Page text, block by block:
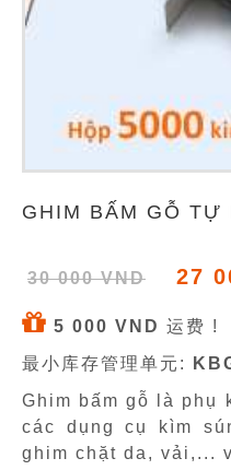
GHIM BẤM GỖ
30 000 VND 27
5 000 VND 运费 !
最小库存管理单元:
Ghim bấm gỗ là phụ
các dụng cụ kìm
ghim chặt da, vải,...